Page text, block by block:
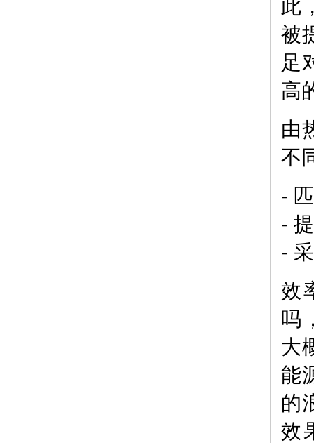
此
被
足
高
由
不
-
-
-
效
吗
大
能
的
效